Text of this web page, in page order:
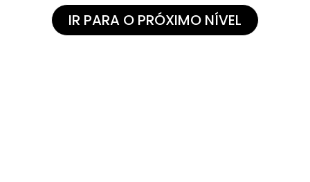
IR PARA O PRÓXIMO NÍVEL